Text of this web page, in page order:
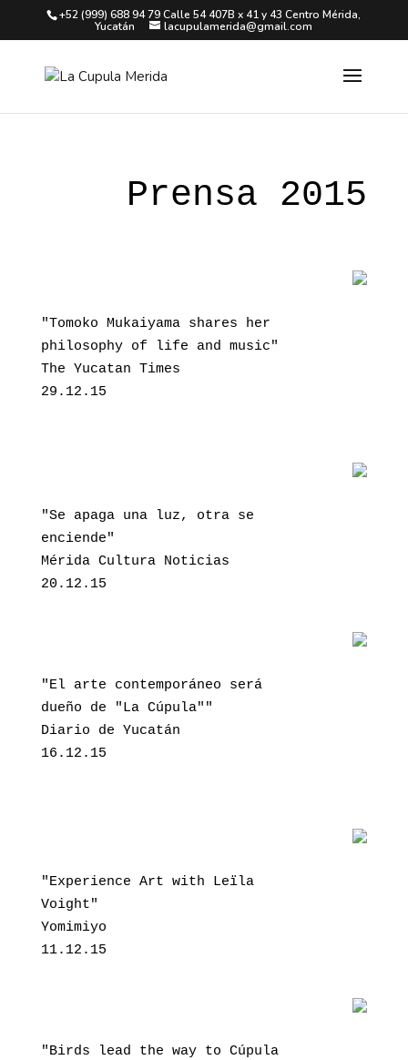
+52 (999) 688 94 79 Calle 54 407B x 41 y 43 Centro Mérida,
Yucatán
lacupulamerida@gmail.com
Prensa 2015
"Tomoko Mukaiyama shares her
philosophy of life and music"
The Yucatan Times
29.12.15
"Se apaga una luz, otra se
enciende"
Mérida Cultura Noticias
20.12.15
"El arte contemporáneo será
dueño de "La Cúpula""
Diario de Yucatán
16.12.15
"Experience Art with Leïla
Voight"
Yomimiyo
11.12.15
"Birds lead the way to Cúpula